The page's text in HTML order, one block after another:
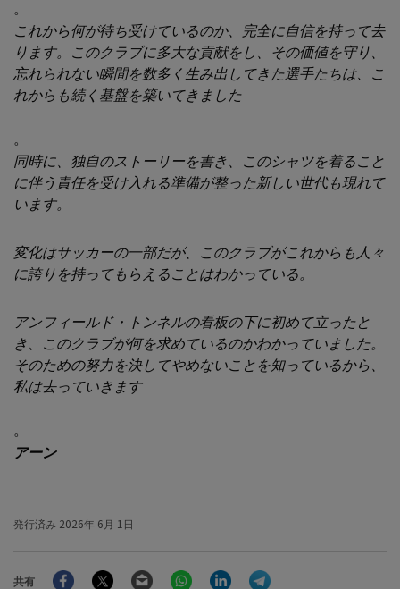
。
これから何が待ち受けているのか、完全に自信を持って去
ります。このクラブに多大な貢献をし、その価値を守り、
忘れられない瞬間を数多く生み出してきた選手たちは、こ
れからも続く基盤を築いてきました
。
同時に、独自のストーリーを書き、このシャツを着ること
に伴う責任を受け入れる準備が整った新しい世代も現れて
います。
変化はサッカーの一部だが、このクラブがこれからも人々
に誇りを持ってもらえることはわかっている。
アンフィールド・トンネルの看板の下に初めて立ったと
き、このクラブが何を求めているのかわかっていました。
そのための努力を決してやめないことを知っているから、
私は去っていきます
。
アーン
発行済み 2026年 6月 1日
共有
FacebookTwitter Email WhatsAppLinkedIn